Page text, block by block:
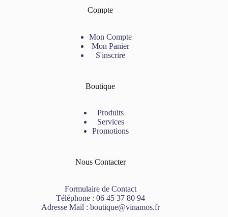
Compte
Mon Compte
Mon Panier
S'inscrire
Boutique
Produits
Services
Promotions
Nous Contacter
Formulaire de Contact
Téléphone : 06 45 37 80 94
Adresse Mail : boutique@vinamos.fr